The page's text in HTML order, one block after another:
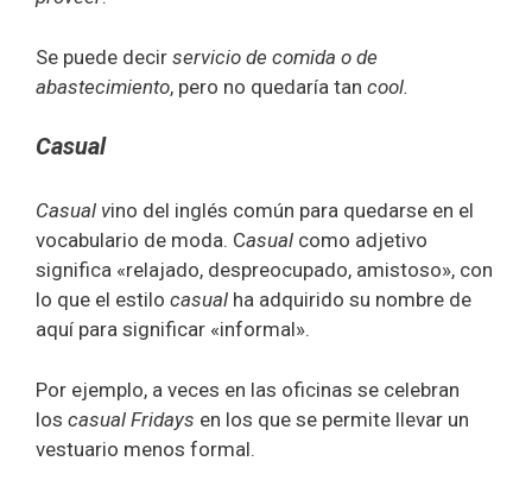
Se puede decir servicio de comida o de
abastecimiento, pero no quedaría tan cool.
Casual
Casual vino del inglés común para quedarse en el
vocabulario de moda. Casual como adjetivo
significa «relajado, despreocupado, amistoso», con
lo que el estilo casual ha adquirido su nombre de
aquí para significar «informal».
Por ejemplo, a veces en las oficinas se celebran
los casual Fridays en los que se permite llevar un
vestuario menos formal.